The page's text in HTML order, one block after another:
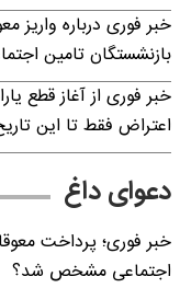
خبر فوری درباره
بازنشستگان تامین
اعتراض فقط تا این
دعوای داغ
خبر فوری؛ پرداخت
اجتماعی مشخص شد؟